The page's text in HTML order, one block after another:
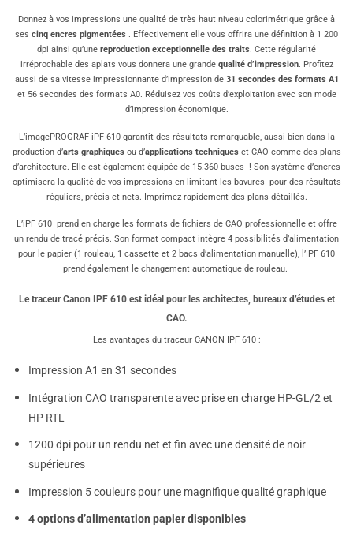
Donnez à vos impressions une qualité de très haut niveau colorimétrique grâce à
ses cinq encres pigmentées . Effectivement elle vous offrira une définition à 1 200
dpi ainsi qu’une reproduction exceptionnelle des traits. Cette régularité
irréprochable des aplats vous donnera une grande qualité d’impression. Profitez
aussi de sa vitesse impressionnante d’impression de 31 secondes des formats A1
et 56 secondes des formats A0. Réduisez vos coûts d’exploitation avec son mode
d’impression économique.
L’imagePROGRAF iPF 610 garantit des résultats remarquable, aussi bien dans la
production d’arts graphiquesou d’applications techniqueset CAO comme des plans
d’architecture. Elle est également équipée de 15.360 buses ! Son système d’encres
optimisera la qualité de vos impressions en limitant les bavures pour des résultats
réguliers, précis et nets. Imprimez rapidement des plans détaillés.
L’iPF 610 prend en charge les formats de fichiers de CAO professionnelle et offre
un rendu de tracé précis. Son format compact intègre 4 possibilités d’alimentation
pour le papier (1 rouleau, 1 cassette et 2 bacs d’alimentation manuelle), l’IPF 610
prend également le changement automatique de rouleau.
Le traceur Canon IPF 610 est idéal pour les architectes, bureaux d’études et
CAO.
Les avantages du traceur CANON IPF 610 :
Impression A1 en 31 secondes
Intégration CAO transparente avec prise en charge HP-GL/2 et
HP RTL
1200 dpi pour un rendu net et fin avec une densité de noir
supérieures
Impression 5 couleurs pour une magnifique qualité graphique
4 options d’alimentation papier disponibles